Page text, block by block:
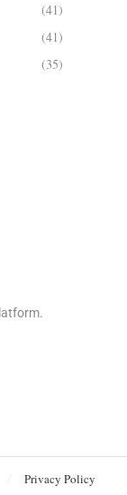
(41)
(41)
(35)
Privacy Policy